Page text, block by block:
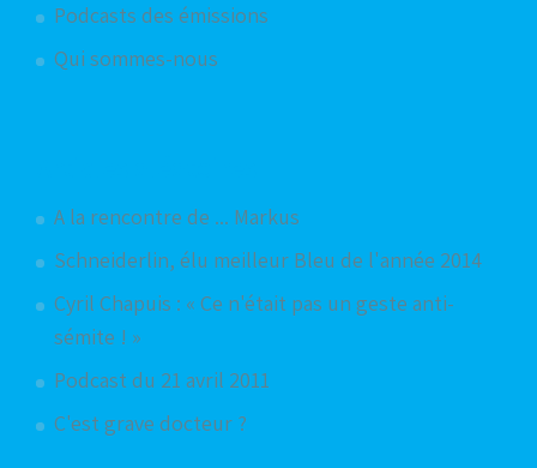
Podcasts des émissions
Qui sommes-nous
A la rencontre de ... Markus
Schneiderlin, élu meilleur Bleu de l'année 2014
Cyril Chapuis : « Ce n'était pas un geste anti-
sémite ! »
Podcast du 21 avril 2011
C'est grave docteur ?